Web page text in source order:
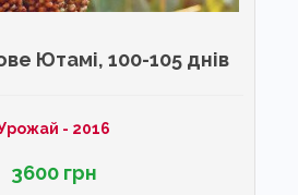
Ютамі, 100-105 днів
- 2016
3600 грн